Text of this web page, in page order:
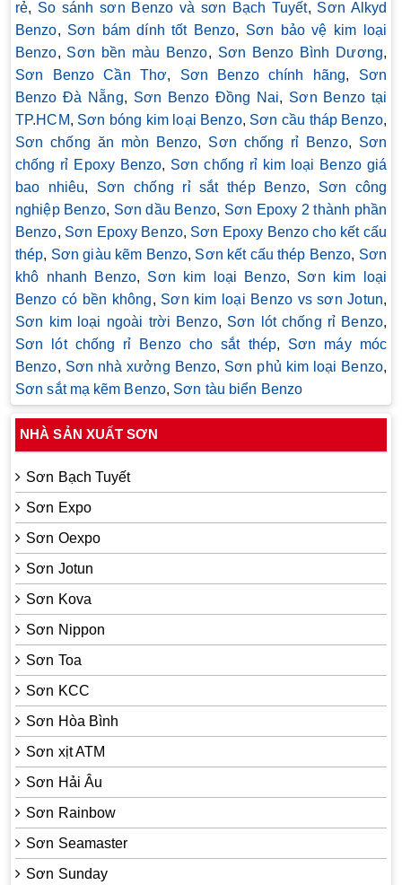
rẻ, So sánh sơn Benzo và sơn Bạch Tuyết, Sơn Alkyd
Benzo, Sơn bám dính tốt Benzo, Sơn bảo vệ kim loại
Benzo, Sơn bền màu Benzo, Sơn Benzo Bình Dương,
Sơn Benzo Cần Thơ, Sơn Benzo chính hãng, Sơn
Benzo Đà Nẵng, Sơn Benzo Đồng Nai, Sơn Benzo tại
TP.HCM, Sơn bóng kim loại Benzo, Sơn cầu tháp Benzo,
Sơn chống ăn mòn Benzo, Sơn chống rỉ Benzo, Sơn
chống rỉ Epoxy Benzo, Sơn chống rỉ kim loại Benzo giá
bao nhiêu, Sơn chống rỉ sắt thép Benzo, Sơn công
nghiệp Benzo, Sơn dầu Benzo, Sơn Epoxy 2 thành phần
Benzo, Sơn Epoxy Benzo, Sơn Epoxy Benzo cho kết cấu
thép, Sơn giàu kẽm Benzo, Sơn kết cấu thép Benzo, Sơn
khô nhanh Benzo, Sơn kim loại Benzo, Sơn kim loại
Benzo có bền không, Sơn kim loại Benzo vs sơn Jotun,
Sơn kim loại ngoài trời Benzo, Sơn lót chống rỉ Benzo,
Sơn lót chống rỉ Benzo cho sắt thép, Sơn máy móc
Benzo, Sơn nhà xưởng Benzo, Sơn phủ kim loại Benzo,
Sơn sắt mạ kẽm Benzo, Sơn tàu biển Benzo
NHÀ SẢN XUẤT SƠN
Sơn Bạch Tuyết
Sơn Expo
Sơn Oexpo
Sơn Jotun
Sơn Kova
Sơn Nippon
Sơn Toa
Sơn KCC
Sơn Hòa Bình
Sơn xịt ATM
Sơn Hải Âu
Sơn Rainbow
Sơn Seamaster
Sơn Sunday